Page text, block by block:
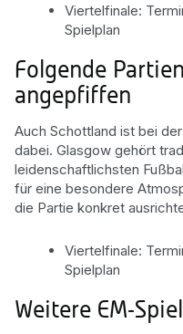
Viertelfinale:
Spielplan
Folgende
angepfiffen
Auch Schottland ist bei
dabei. Glasgow gehört
leidenschaftlichsten
für eine besondere
die Partie konkret
Viertelfinale:
Spielplan
Weitere EM-